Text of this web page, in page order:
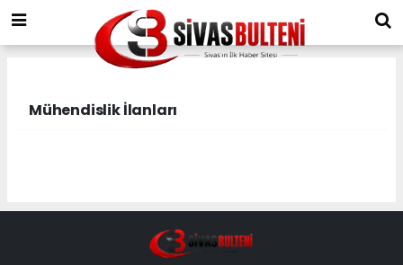
Mühendislik İlanları